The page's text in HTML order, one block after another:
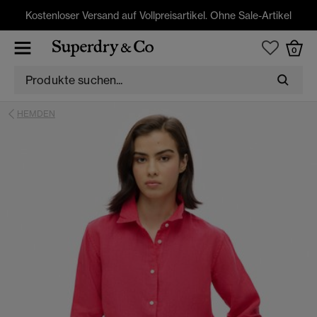
Kostenloser Versand auf Vollpreisartikel. Ohne Sale-Artikel
0
HEMDEN